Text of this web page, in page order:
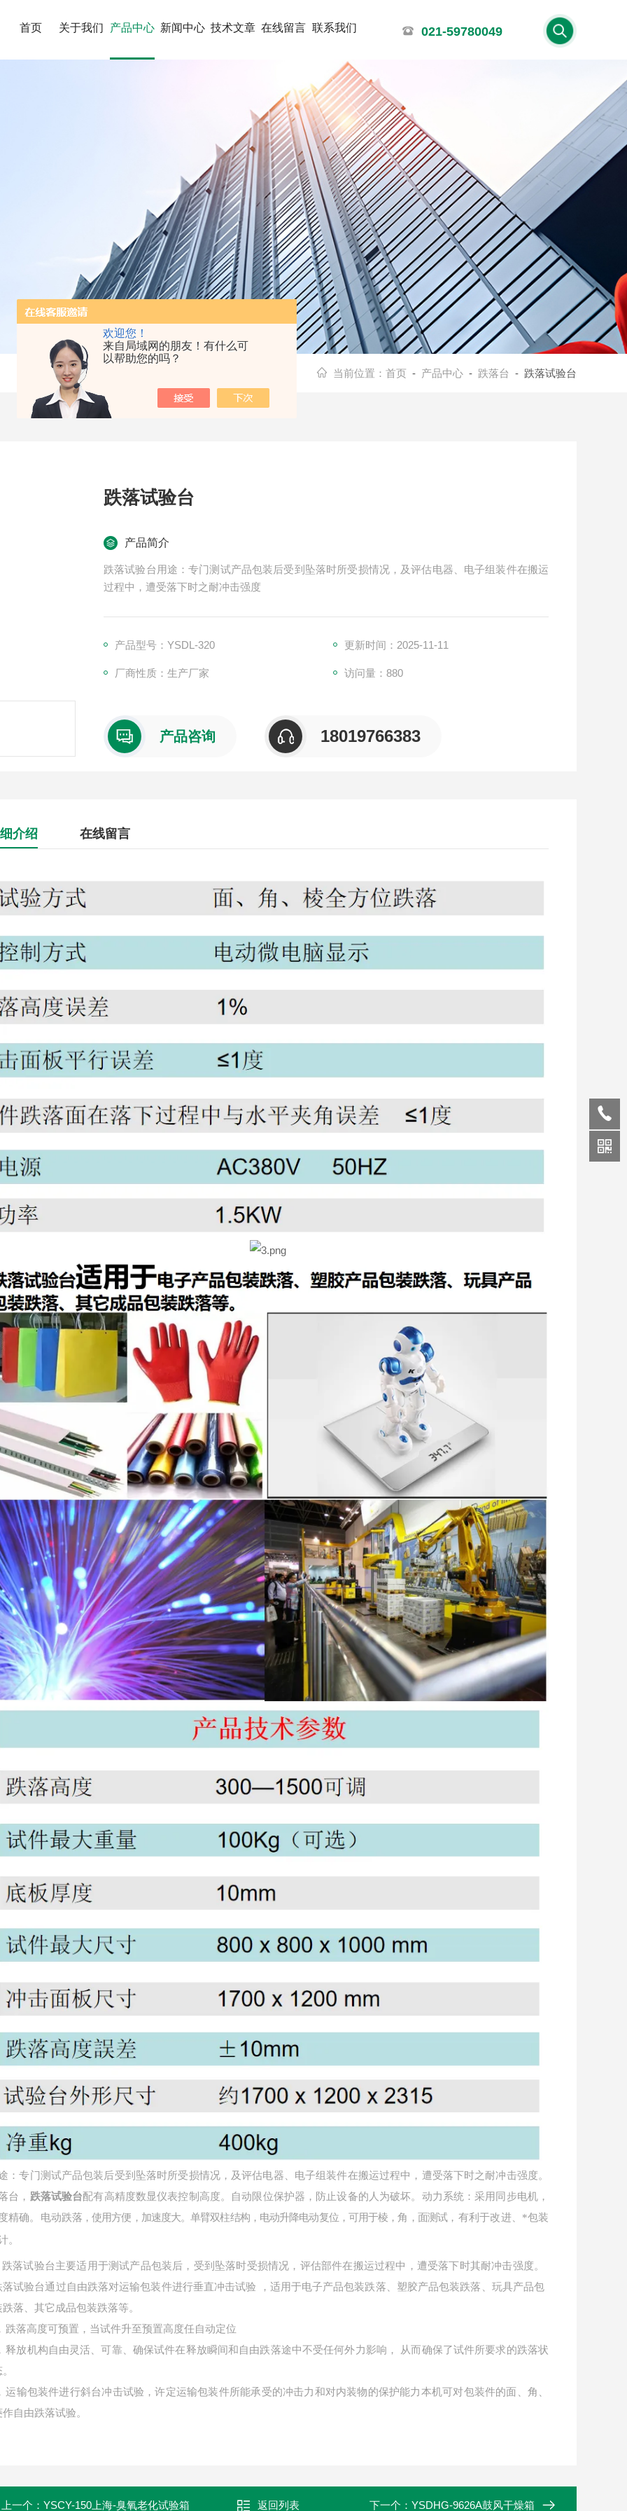
欢迎您！
来自局域网的朋友！有什么可
以帮助您的吗？
首页 关于我们 产品中心 新闻中心 技术文章 在线留言 联系我们 021-59780049
当前位置： 首页 - 产品中心 - 跌落台 - 跌落试验台
跌落试验台
产品简介
跌落试验台用途：专门测试产品包装后受到坠落时所受损情况，及评估电器、电子组装件在搬运
过程中，遭受落下时之耐冲击强度
产品型号：YSDL-320 更新时间：2025-11-11
厂商性质：生产厂家 访问量：880
产品咨询 18019766383
介绍 在线留言
：专门测试产品包装后受到坠落时所受损情况，及评估电器、电子组装件在搬运过程中，遭受落下时之耐冲击强度。
台 ， 跌落试验台配有高精度数显仪表控制高度。自动限位保护器，防止设备的人为破坏。动力系统：采用同步电机，
精确。电动跌落，使用方便，加速度大。单臂双柱结构，电动升降电动复位，可用于棱，角，面测试， 有利于改进、*包装
。
跌落试验台主要适用于测试产品包装后，受到坠落时受损情况，评估部件在搬运过程中，遭受落下时其耐冲击强度。
落试验台通过自由跌落对运输包装件进行垂直冲击试验
，适用于电子产品包装跌落、塑胶产品包装跌落、玩具产品包
跌落、其它成品包装跌落等。
落高度可预置，当试件升至预置高度任自动定位
放机构自由灵活、可靠、确保试件在释放瞬间和自由跌落途中不受任何外力影响， 从而确保了试件所要求的跌落状
输包装件进行斜台冲击试验，许定运输包装件所能承受的冲击力和对内装物的保护能力本机可对包装件的面、角、
作自由跌落试验。
上一个： YSCY-150上海-臭氧老化试验箱 返回列表 下一个： YSDHG-9626A鼓风干燥箱